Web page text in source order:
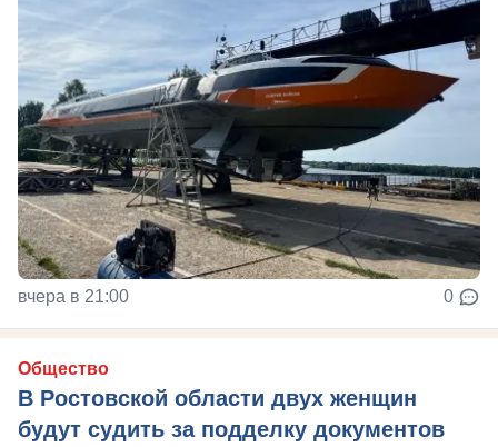
вчера в 21:00 0
Общество
В Ростовской области двух женщин
будут судить за подделку документов